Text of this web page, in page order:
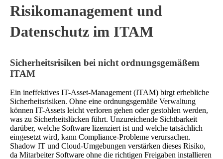
Risikomanagement und
Datenschutz im ITAM
Sicherheitsrisiken bei nicht ordnungsgemäßem
ITAM
Ein ineffektives IT-Asset-Management (ITAM) birgt erhebliche
Sicherheitsrisiken. Ohne eine ordnungsgemäße Verwaltung
können IT-Assets leicht verloren gehen oder gestohlen werden,
was zu Sicherheitslücken führt. Unzureichende Sichtbarkeit
darüber, welche Software lizenziert ist und welche tatsächlich
eingesetzt wird, kann Compliance-Probleme verursachen.
Shadow IT und Cloud-Umgebungen verstärken dieses Risiko,
da Mitarbeiter Software ohne die richtigen Freigaben installieren